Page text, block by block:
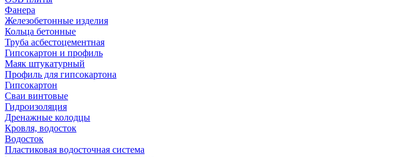
Фанера
Железобетонные изделия
Кольца бетонные
Труба асбестоцементная
Гипсокартон и профиль
Маяк штукатурный
Профиль для гипсокартона
Гипсокартон
Сваи винтовые
Гидроизоляция
Дренажные колодцы
Кровля, водосток
Водосток
Пластиковая водосточная система